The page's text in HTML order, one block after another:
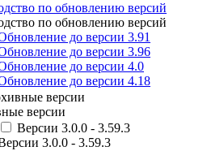
по обновлению версий
по обновлению версий
до версии 3.91
до версии 3.96
до версии 4.0
до версии 4.18
версии
версии
Версии 3.0.0 - 3.59.3
3.0.0 - 3.59.3